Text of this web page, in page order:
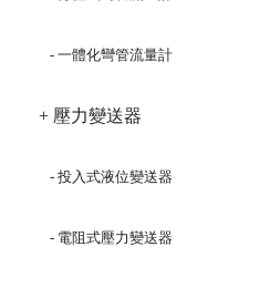
- 一體化彎管流量計
+ 壓力變送器
- 投入式液位變送器
- 電阻式壓力變送器